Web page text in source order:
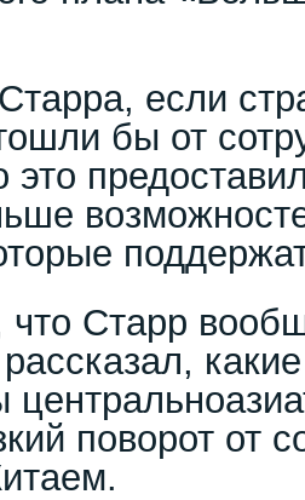
если
бы от
это
Старр
поворот от